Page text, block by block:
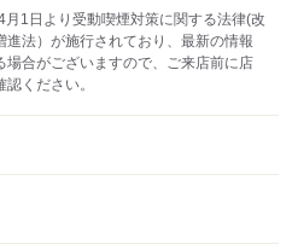
月1日より受動喫煙対策に関する法律(改
進法）が施行されており、最新の情報
場合がございますので、ご来店前に店
認ください。